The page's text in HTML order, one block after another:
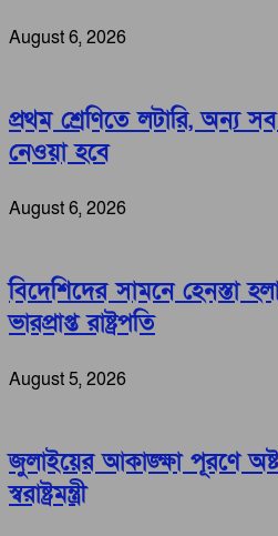
August 6, 2026
প্রথম শ্রেণিতে লটারি, অন্য সব
নেওয়া হবে
August 6, 2026
বিদেশিদের সামনে হেনস্তা
ভারপ্রাপ্ত রাষ্ট্রপতি
August 5, 2026
জুলাইয়ের আকাঙ্ক্ষা পূরণে
স্বরাষ্ট্রমন্ত্রী